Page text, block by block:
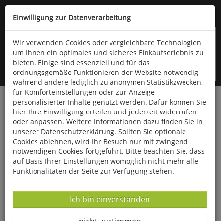
Kompletten Head der Seite überspringen
oder (06766) 9323-960
Startseite Bücher Quelle & Meyer Verlag
Flora
Wildpflanzen
Feldbestimmungsschlüssel für die
MooseDeutschlands, Österreichs und der
Schweiz
Einwilligung zur Datenverarbeitung
Wir verwenden Cookies oder vergleichbare Technologien
um Ihnen ein optimales und sicheres Einkaufserlebnis zu
bieten. Einige sind essenziell und für das
ordnungsgemäße Funktionieren der Website notwendig
während andere lediglich zu anonymen Statistikzwecken,
für Komforteinstellungen oder zur Anzeige
personalisierter Inhalte genutzt werden. Dafür können Sie
hier Ihre Einwilligung erteilen und jederzeit widerrufen
oder anpassen. Weitere Informationen dazu finden Sie in
unserer Datenschutzerklärung. Sollten Sie optionale
Cookies ablehnen, wird Ihr Besuch nur mit zwingend
notwendigen Cookies fortgeführt. Bitte beachten Sie, dass
auf Basis Ihrer Einstellungen womöglich nicht mehr alle
Funktionalitäten der Seite zur Verfügung stehen.
Datenverarbeitung -
Ich bin einverstanden